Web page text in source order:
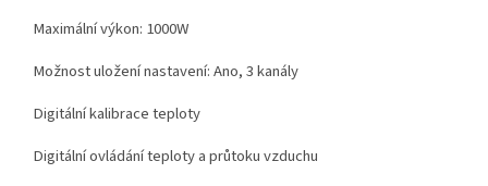
Maximální výkon: 1000W
Možnost uložení nastavení: Ano, 3 kanály
Digitální kalibrace teploty
Digitální ovládání teploty a průtoku vzduchu